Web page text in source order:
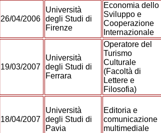
26/04/2006
Università
degli Studi di
Firenze
Economia dello
Sviluppo e
Cooperazione
Internazionale
19/03/2007
Università
degli Studi di
Ferrara
Operatore del
Turismo
Culturale
(Facoltà di
Lettere e
Filosofia)
18/04/2007
Università
degli Studi di
Pavia
Editoria e
comunicazione
multimediale